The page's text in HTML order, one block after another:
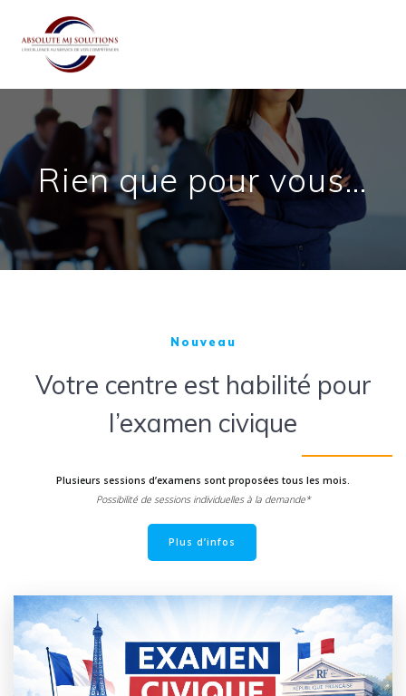
Rien que pour vous…
Nouveau
Votre centre est habilité pour
l’examen civique
Plusieurs sessions d’examens sont proposées tous les mois.
Possibilité de sessions individuelles à la demande*
Plus d’infos